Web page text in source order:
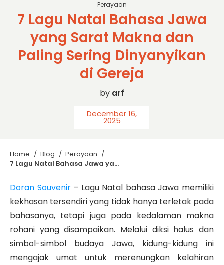
Perayaan
7 Lagu Natal Bahasa Jawa
yang Sarat Makna dan
Paling Sering Dinyanyikan
di Gereja
by arf
December 16,
2025
Home / Blog / Perayaan /
7 Lagu Natal Bahasa Jawa yang Sarat Makna dan Paling Sering Dinyanyikan di Gereja
Doran Souvenir – Lagu Natal bahasa Jawa memiliki
kekhasan tersendiri yang tidak hanya terletak pada
bahasanya, tetapi juga pada kedalaman makna
rohani yang disampaikan. Melalui diksi halus dan
simbol-simbol budaya Jawa, kidung-kidung ini
mengajak umat untuk merenungkan kelahiran